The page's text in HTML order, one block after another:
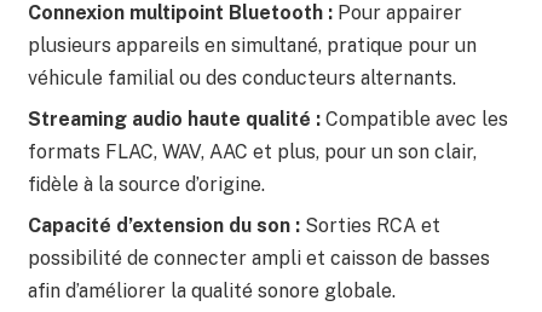
Connexion multipoint Bluetooth : Pour appairer
plusieurs appareils en simultané, pratique pour un
véhicule familial ou des conducteurs alternants.
Streaming audio haute qualité : Compatible avec les
formats FLAC, WAV, AAC et plus, pour un son clair,
fidèle à la source d’origine.
Capacité d’extension du son : Sorties RCA et
possibilité de connecter ampli et caisson de basses
afin d’améliorer la qualité sonore globale.